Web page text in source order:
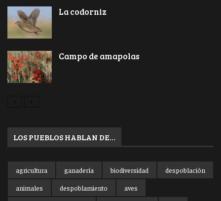
La codorniz
Campo de amapolas
LOS PUEBLOS HABLAN DE…
agricultura ganadería biodiversidad
despoblación
animales
despoblamiento
aves